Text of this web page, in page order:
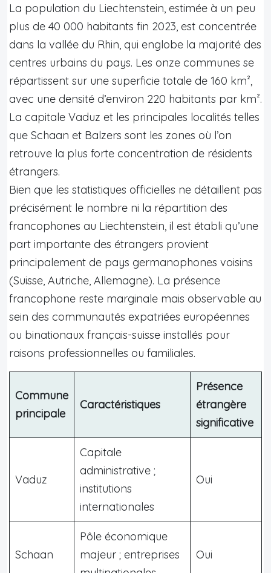
La population du Liechtenstein, estimée à un peu
plus de 40 000 habitants fin 2023, est concentrée
dans la vallée du Rhin, qui englobe la majorité des
centres urbains du pays. Les onze communes se
répartissent sur une superficie totale de 160 km²,
avec une densité d’environ 220 habitants par km².
La capitale Vaduz et les principales localités telles
que Schaan et Balzers sont les zones où l’on
retrouve la plus forte concentration de résidents
étrangers.
Bien que les statistiques officielles ne détaillent pas
précisément le nombre ni la répartition des
francophones au Liechtenstein, il est établi qu’une
part importante des étrangers provient
principalement de pays germanophones voisins
(Suisse, Autriche, Allemagne). La présence
francophone reste marginale mais observable au
sein des communautés expatriées européennes
ou binationaux français-suisse installés pour
raisons professionnelles ou familiales.
Commune
principale
Caractéristiques
Présence
étrangère
significative
Vaduz
Capitale
administrative ;
institutions
internationales
Oui
Schaan
Pôle économique
majeur ; entreprises
Oui